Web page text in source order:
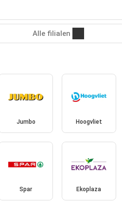
Alle filialen
Jumbo Hoogvliet
Spar Ekoplaza